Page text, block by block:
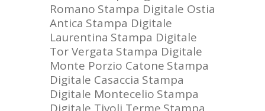
Romano Stampa Digitale Ostia
Antica Stampa Digitale
Laurentina Stampa Digitale
Tor Vergata Stampa Digitale
Monte Porzio Catone Stampa
Digitale Casaccia Stampa
Digitale Montecelio Stampa